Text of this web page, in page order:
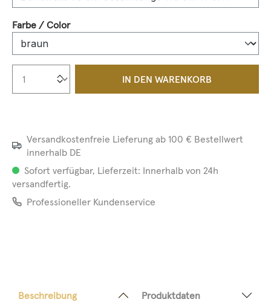
Farbe / Colorauswählen
Produkt Anzahl: Gib den
IN DEN WARENKORB
Versandkostenfreie Lieferung ab 100 € Bestellwert
innerhalb DE
Sofort verfügbar, Lieferzeit: Innerhalb von 24h
versandfertig.
Professioneller Kundenservice
Beschreibung Produktdaten